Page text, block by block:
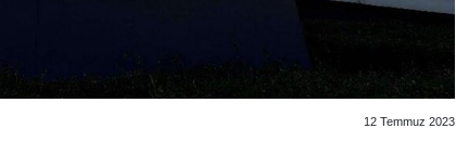
12 Temmuz 2023